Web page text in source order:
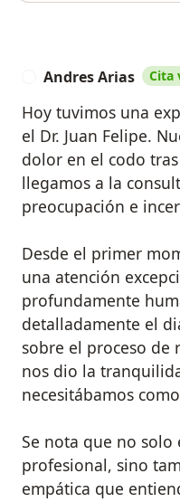
Andres Arias Cita
Hoy tuvimos una
el Dr. Juan Felipe.
dolor en el codo
llegamos a la
preocupación e
Desde el primer
una atención
profundamente
detalladamente el
sobre el proceso de
nos dio la
necesitábamos
Se nota que no solo
profesional, sino
empática que